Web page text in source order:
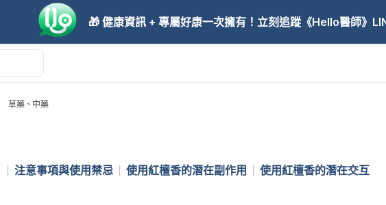
🎁 健康資訊 + 專屬好康一次擁有！立刻追蹤《Hello醫師》
草藥、中藥
注意事項與使用禁忌 使用紅檀香的潛在副作用
使用紅檀香的潛在交互